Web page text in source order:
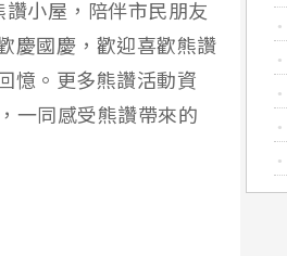
小屋，陪伴市民朋友
慶國慶，歡迎喜歡熊讚
憶。更多熊讚活動資
一同感受熊讚帶來的